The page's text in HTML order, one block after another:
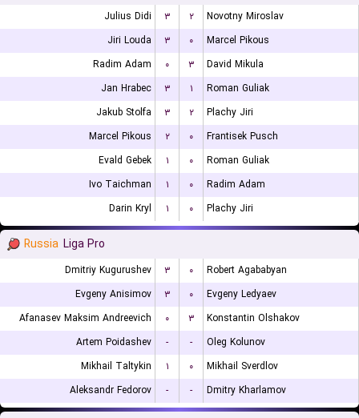
Julius Didi ۳ ۲
Novotny Miroslav
Jiri Louda
۳ ۰
Marcel Pikous
Radim Adam
۰ ۳
David Mikula
Jan Hrabec
۳ ۱
Roman Guliak
Jakub Stolfa
۳ ۲
Plachy Jiri
Marcel Pikous
۲ ۰
Frantisek Pusch
Evald Gebek
۱ ۰
Roman Guliak
Ivo Taichman
۱ ۰
Radim Adam
Darin Kryl
۱ ۰ Plachy Jiri
Russia Liga Pro
Dmitriy Kugurushev ۳ ۰
Robert Agababyan
Evgeny Anisimov
۳ ۰
Evgeny Ledyaev
Afanasev Maksim Andreevich
۰ ۳
Konstantin Olshakov
Artem Poidashev
- -
Oleg Kolunov
Mikhail Taltykin
۱ ۰
Mikhail Sverdlov
Aleksandr Fedorov
- - Dmitry Kharlamov